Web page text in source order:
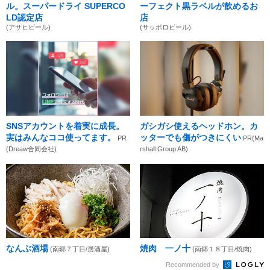
ル。スーパードライ SUPERCO
LD認定店
(アサヒビール)
ーフェクト黒ラベルが飲めるお
店
(サッポロビール)
SNSアカウントを着実に成長。
実はみんなココ使ってます。
PR
(Dreaw合同会社)
ガシガシ使えるヘッドホン。カ
ッターでも傷がつきにくい PR(Ma
rshall Group AB)
なんぶ酒場 (南郷７丁目/居酒屋) 焼肉 一ノ十 (南郷１８丁目/焼肉)
Recommended by